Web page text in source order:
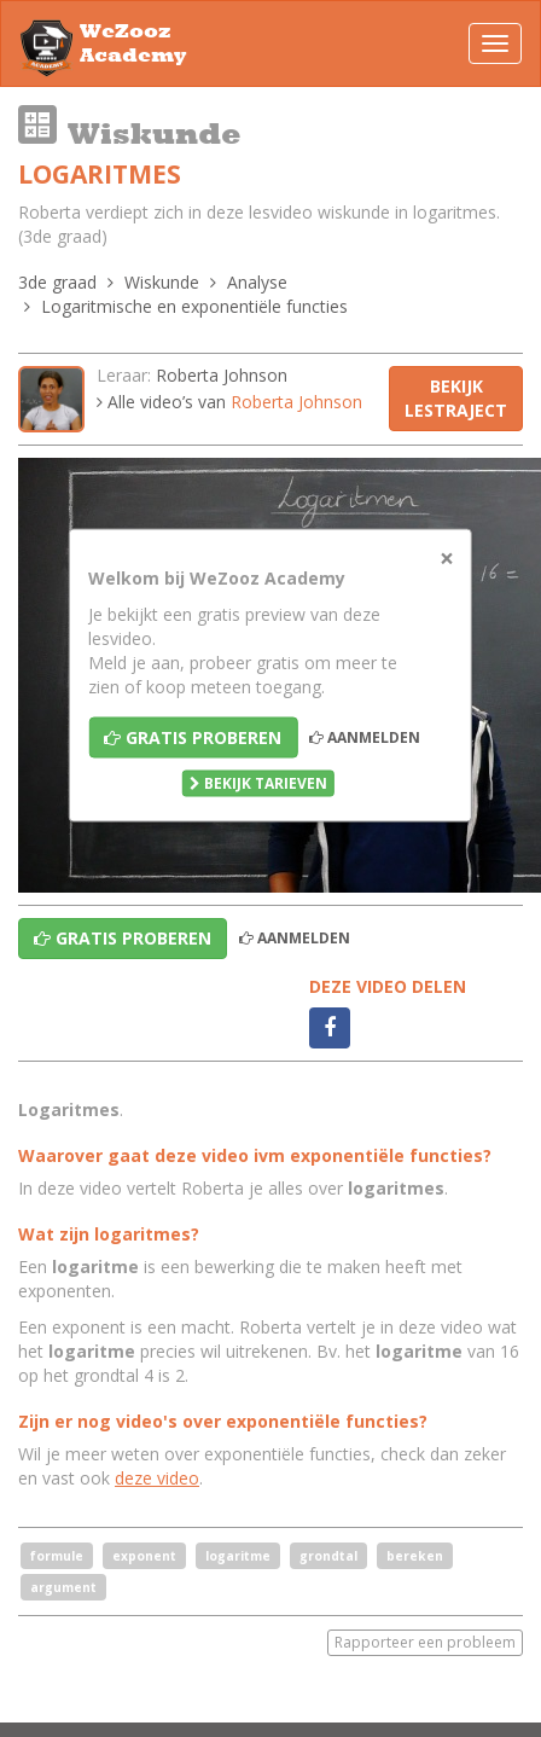
WeZooz
Academy
Wiskunde
LOGARITMES
Roberta verdiept zich in deze lesvideo wiskunde in logaritmes.
(3de graad)
3de graad
Wiskunde
Analyse
Logaritmische en exponentiële functies
Leraar: Roberta Johnson
Alle video’s van Roberta Johnson
BEKIJK
LESTRAJECT
×
Welkom bij WeZooz Academy
Je bekijkt een gratis preview van deze
lesvideo.
Meld je aan, probeer gratis om meer te
zien of koop meteen toegang.
GRATIS PROBEREN AANMELDEN
BEKIJK TARIEVEN
GRATIS PROBEREN AANMELDEN
DEZE VIDEO DELEN
Logaritmes.
Waarover gaat deze video ivm exponentiële functies?
In deze video vertelt Roberta je alles over logaritmes.
Wat zijn logaritmes?
Een logaritme is een bewerking die te maken heeft met
exponenten.
Een exponent is een macht. Roberta vertelt je in deze video wat
het logaritme precies wil uitrekenen. Bv. het logaritme van 16
op het grondtal 4 is 2.
Zijn er nog video's over exponentiële functies?
Wil je meer weten over exponentiële functies, check dan zeker
en vast ook deze video.
formule exponent logaritme grondtal
bereken
argument
Rapporteer een probleem